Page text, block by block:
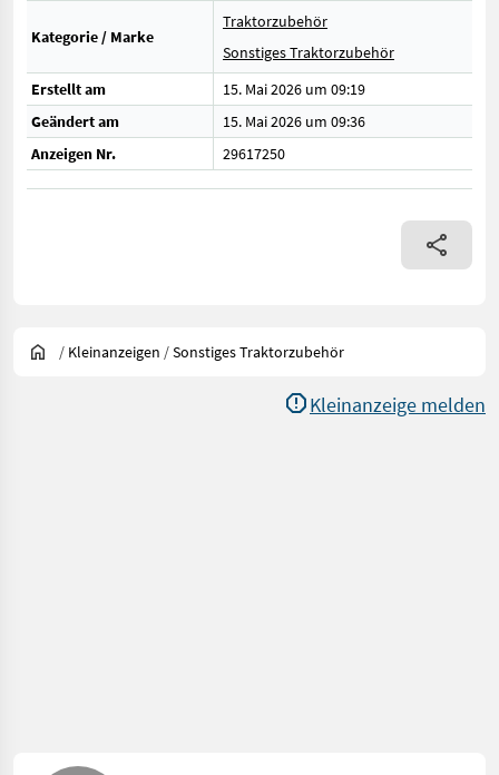
Kategorie / Marke
Traktorzubehör
Sonstiges Traktorzubehör
Erstellt am
15. Mai 2026 um 09:19
Geändert am
15. Mai 2026 um 09:36
Anzeigen Nr.
29617250
/ Kleinanzeigen /Sonstiges Traktorzubehör
Kleinanzeige melden